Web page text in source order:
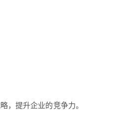
，提升企业的竞争力。